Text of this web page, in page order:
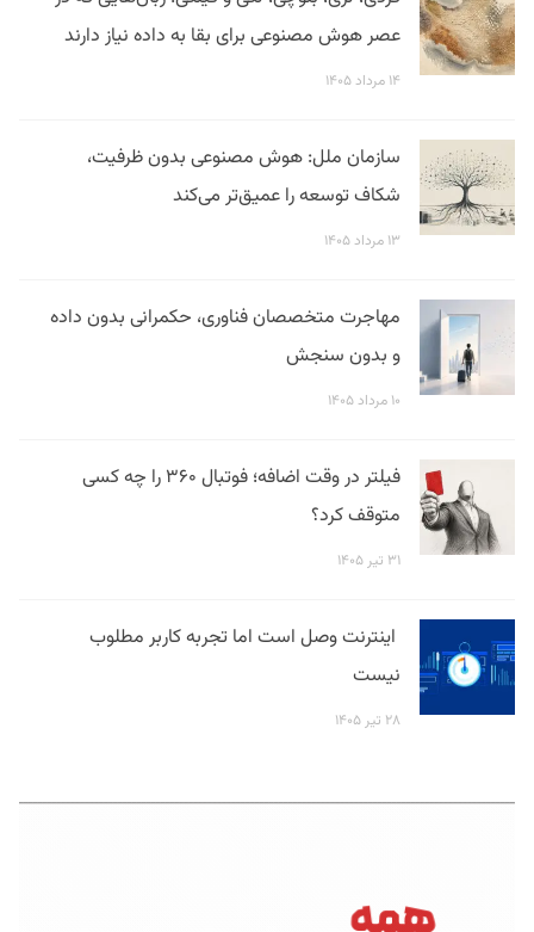
عصر هوش مصنوعی برای بقا به داده نیاز دارند
۱۴ مرداد ۱۴۰۵
سازمان ملل: هوش مصنوعی بدون ظرفیت،
شکاف توسعه را عمیق‌تر می‌کند
۱۳ مرداد ۱۴۰۵
مهاجرت متخصصان فناوری، حکمرانی بدون داده
و بدون سنجش
۱۰ مرداد ۱۴۰۵
فیلتر در وقت اضافه؛ فوتبال ۳۶۰ را چه کسی
متوقف کرد؟
۳۱ تیر ۱۴۰۵
اینترنت وصل است اما تجربه کاربر مطلوب
نیست
۲۸ تیر ۱۴۰۵